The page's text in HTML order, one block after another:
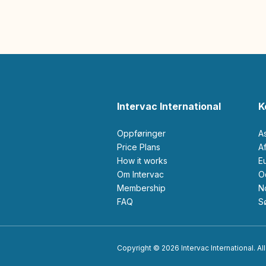
Intervac International
Oppføringer
Price Plans
How it works
Om Intervac
Membership
FAQ
Copyright © 2026 Intervac International.